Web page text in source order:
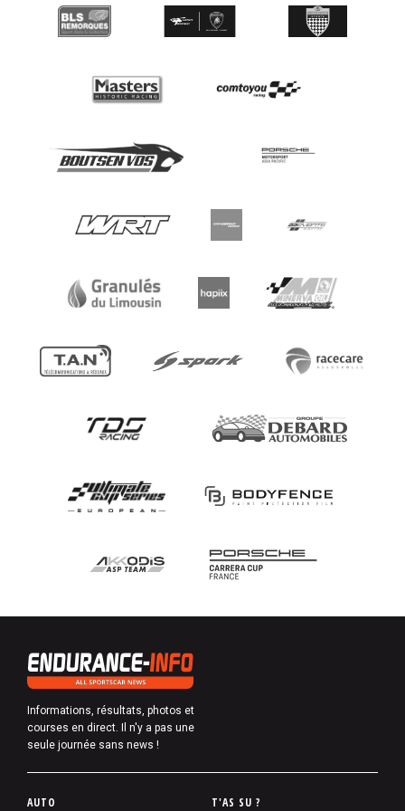
Informations, résultats, photos et
courses en direct. Il n'y a pas une
seule journée sans news !
P
AUTO T'AS SU ?